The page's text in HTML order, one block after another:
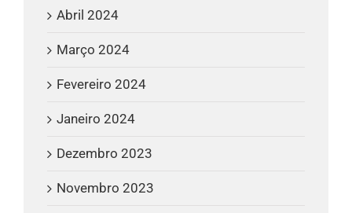
Abril 2024
Março 2024
Fevereiro 2024
Janeiro 2024
Dezembro 2023
Novembro 2023